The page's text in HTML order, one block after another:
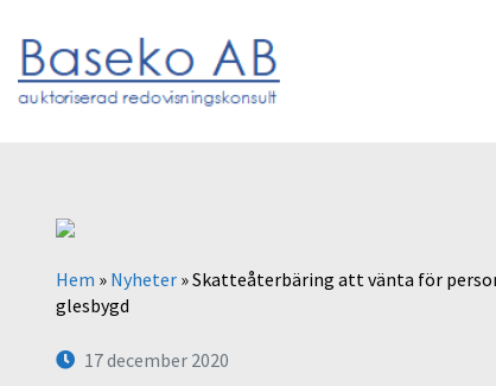
Hem » Nyheter »Skatteåterbäring att vänta för
glesbygd
17 december 2020